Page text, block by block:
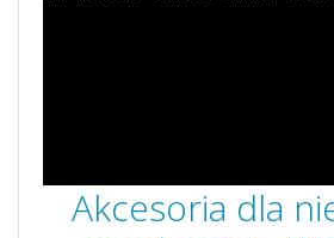
Akcesoria dla